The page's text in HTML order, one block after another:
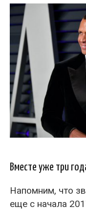
Вместе уже три
Напомним, что
еще с начала